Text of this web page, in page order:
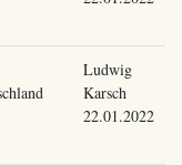
Ludwig
Karsch
22.01.2022